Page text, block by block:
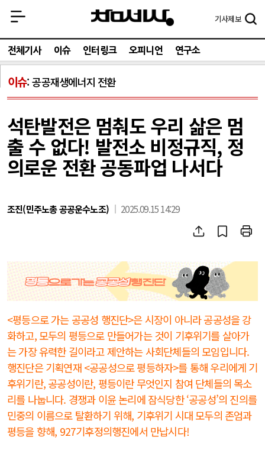
기사제보
전체기사 이슈 인터링크 오피니언 연구소
이슈 공공재생에너지 전환
석탄발전은 멈춰도 우리 삶은 멈
출 수 없다! 발전소 비정규직, 정
의로운 전환 공동파업 나서다
조진(민주노총 공공운수노조) 2025.09.15 14:29
<평등으로 가는 공공성 행진단>은 시장이 아니라 공공성을 강
화하고, 모두의 평등으로 만들어가는 것이 기후위기를 살아가
는 가장 유력한 길이라고 제안하는 사회단체들의 모임입니다.
행진단은 기획연재 <공공성으로 평등하자>를 통해 우리에게 기
후위기란, 공공성이란, 평등이란 무엇인지 참여 단체들의 목소
리를 나눕니다. 경쟁과 이윤 논리에 잠식당한 ‘공공성’의 진의를
민중의 이름으로 탈환하기 위해, 기후위기 시대 모두의 존엄과
평등을 향해, 927기후정의행진에서 만납시다!